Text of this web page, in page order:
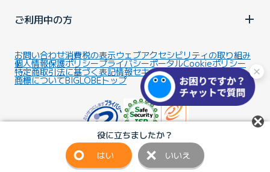
役に立ちましたか？
はい
いいえ
ご利用中の方
お問い合わせ消費税の表示ウェブアクセシビリティの取り組み
個人情報保護ポリシープライバシーポータルCookieポリシー
特定商取引法に基づく表記情報セキュリティ基本方針
商標についてBIGLOBEトップ
Copyright ©BIGLOBE Inc. 2026. All rights reserved.